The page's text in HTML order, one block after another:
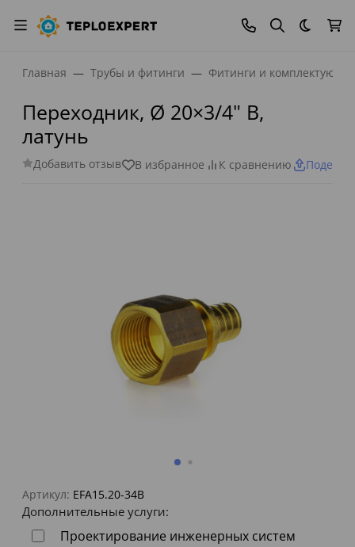
Темная
Главная Трубы и фитинги Фитинги и
Переходник, Ø 20×3/4" В,
латунь
Добавить отзыв В избранное К сравнению
Артикул: EFA15.20-34B
Дополнительные услуги:
Проектирование инженерных систем